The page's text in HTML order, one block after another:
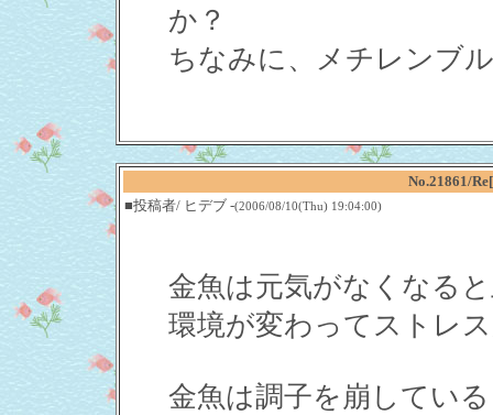
か？
ちなみに、メチレンブ
No.21861/
■投稿者/ ヒデブ -(2006/08/10(Thu) 19:04:00)
金魚は元気がなくなる
環境が変わってストレ
金魚は調子を崩してい